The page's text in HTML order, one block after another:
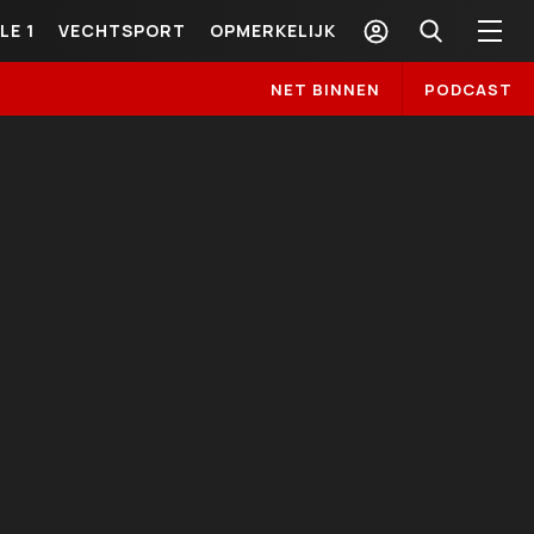
1 VECHTSPORT OPMERKELIJK
NET BINNEN PODCAST